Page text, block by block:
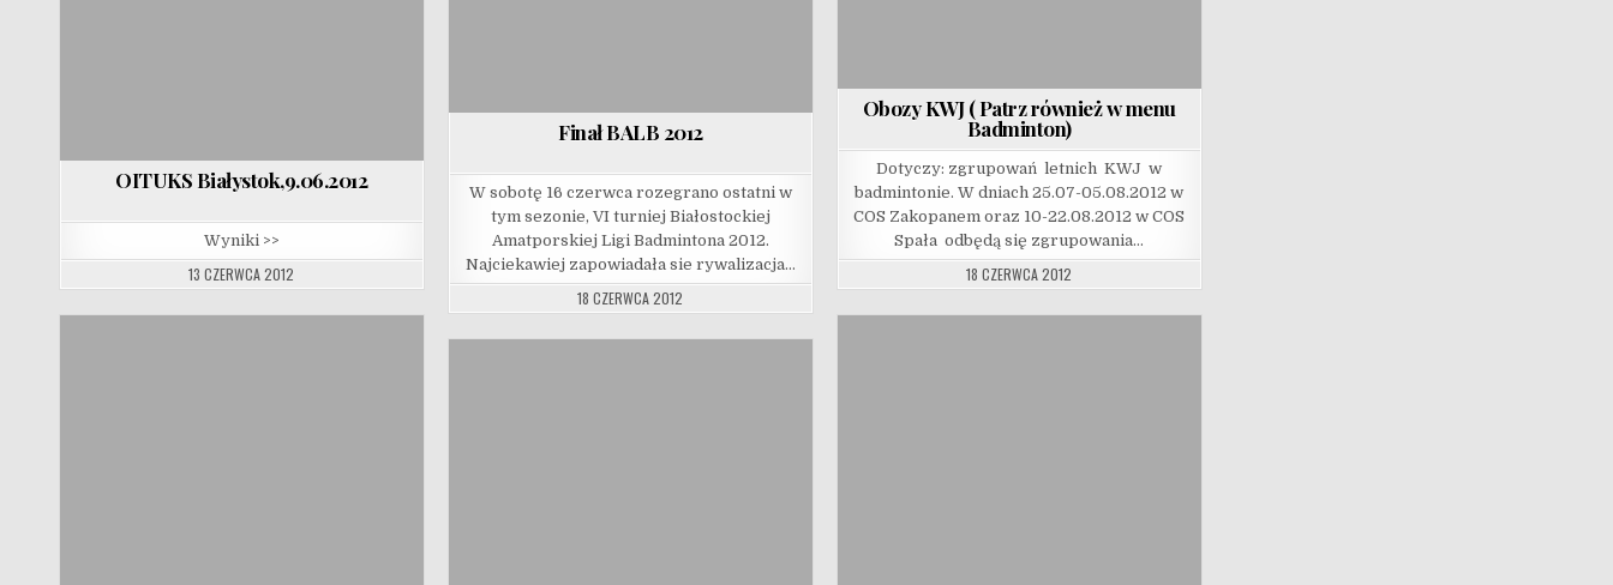
Obozy KWJ ( Patrz również w menu
Badminton)
Dotyczy: zgrupowań letnich KWJ w
badmintonie. W dniach 25.07-05.08.2012 w
COS Zakopanem oraz 10-22.08.2012 w COS
Spała odbędą się zgrupowania…
18 CZERWCA 2012
Finał BALB 2012
W sobotę 16 czerwca rozegrano ostatni w
tym sezonie, VI turniej Białostockiej
Amatporskiej Ligi Badmintona 2012.
Najciekawiej zapowiadała sie rywalizacja…
18 CZERWCA 2012
OITUKS Białystok,9.06.2012
Wyniki >>
13 CZERWCA 2012